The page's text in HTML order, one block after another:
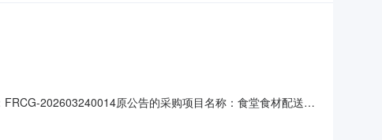
202603240014原公告的采购项目名称：食堂食材配送服
提出询问，请按以下方式联系。1.采购人信息名称：长沙市芙